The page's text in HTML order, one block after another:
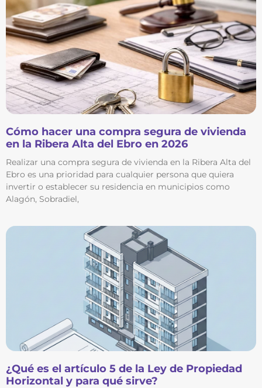
Cómo hacer una compra segura de vivienda
en la Ribera Alta del Ebro en 2026
Realizar una compra segura de vivienda en la Ribera Alta del
Ebro es una prioridad para cualquier persona que quiera
invertir o establecer su residencia en municipios como
Alagón, Sobradiel,
¿Qué es el artículo 5 de la Ley de Propiedad
Horizontal y para qué sirve?